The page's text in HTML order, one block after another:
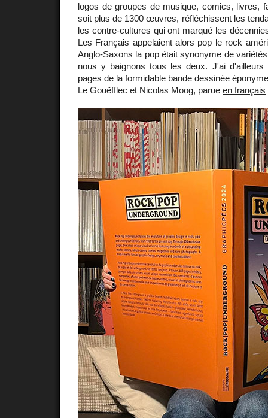
logos de groupes de musique, comics, livres,
soit plus de 1300 œuvres, réfléchissent les
les contre-cultures qui ont marqué les
Les Français appelaient alors pop le rock
Anglo-Saxons la pop était synonyme de
nous y baignons tous les deux. J'ai
pages de la formidable bande dessinée
Le Gouëfflec et Nicolas Moog, parue en français